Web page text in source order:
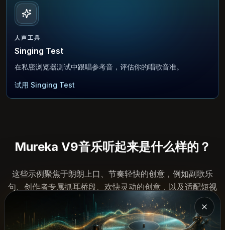
人声工具
Singing Test
在私密浏览器测试中跟唱参考音，评估你的唱歌音准。
试用 Singing Test
Mureka V9音乐听起来是什么样的？
这些示例聚焦于朗朗上口、节奏轻快的创意，例如副歌乐
句、创作者专属抓耳桥段、欢快灵动的创意，以及适配短视
频且易于快速记忆的音乐
4:12关闭